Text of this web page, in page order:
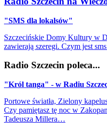
"SMS dla lokalsów"
Szczecińskie Domy Kultury w
zawierają szeregi. Czym jest
Radio Szczecin poleca...
"Król tanga" - w Radiu
Portowe światła, Zielony
Czy pamiętasz tę noc w
Tadeusza Millera…